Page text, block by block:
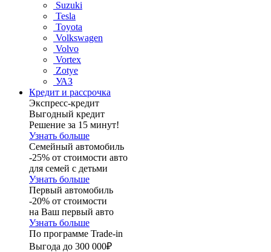
Suzuki
Tesla
Toyota
Volkswagen
Volvo
Vortex
Zotye
УАЗ
Кредит и рассрочка
Экспресс-кредит
Выгодный кредит
Решение за 15 минут!
Узнать больше
Семейный автомобиль
-25% от стоимости авто
для семей с детьми
Узнать больше
Первый автомобиль
-20% от стоимости
на Ваш первый авто
Узнать больше
По программе Trade-in
Выгода до 300 000₽